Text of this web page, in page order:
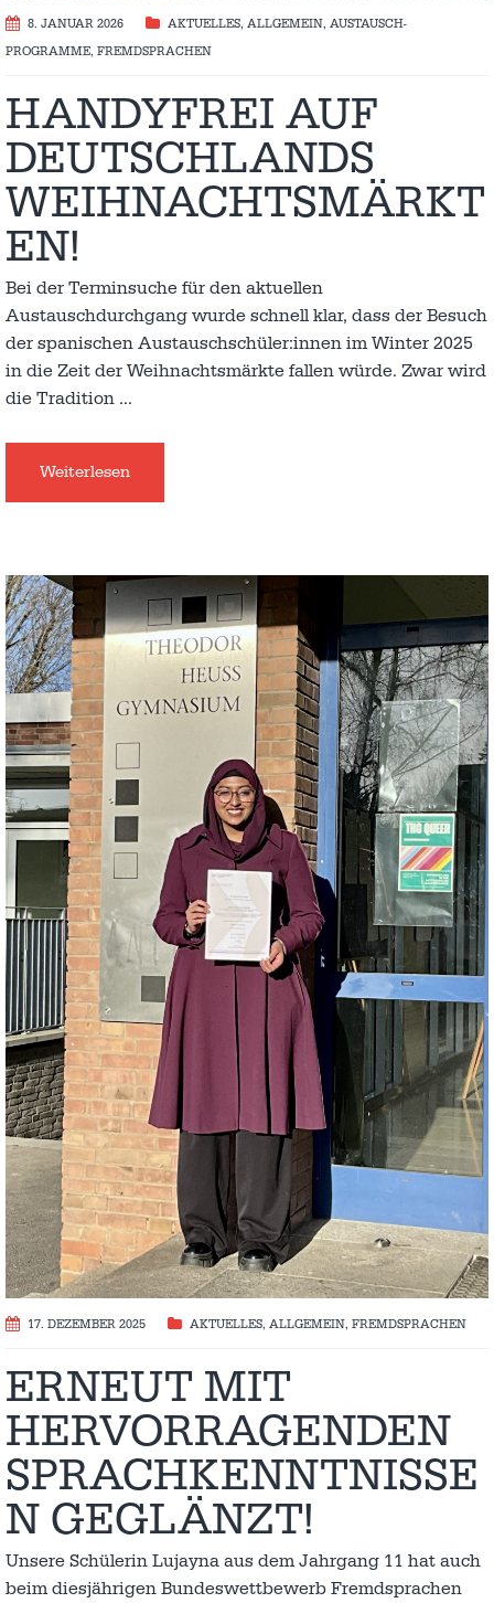
8. JANUAR 2026 AKTUELLES, ALLGEMEIN, AUSTAUSCH­
PROGRAMME, FREMDSPRACHEN
HANDYFREI AUF
DEUTSCHLANDS
WEIHNACHTSMÄRKT
EN!
Bei der Terminsuche für den aktuellen
Austauschdurchgang wurde schnell klar, dass der Besuch
der spanischen Austauschschüler:innen im Winter 2025
in die Zeit der Weihnachtsmärkte fallen würde. Zwar wird
die Tradition …
Weiterlesen
17. DEZEMBER 2025 AKTUELLES, ALLGEMEIN, FREMDSPRACHEN
ERNEUT MIT
HERVORRAGENDEN
SPRACHKENNTNISSE
N GEGLÄNZT!
Unsere Schülerin Lujayna aus dem Jahrgang 11 hat auch
beim diesjährigen Bundeswettbewerb Fremdsprachen